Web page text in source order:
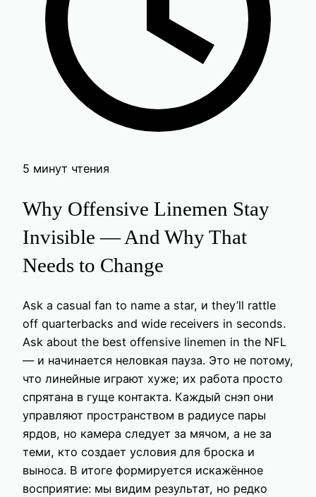
5 минут чтения
Why Offensive Linemen Stay
Invisible — And Why That
Needs to Change
Ask a casual fan to name a star, и they’ll rattle
off quarterbacks and wide receivers in seconds.
Ask about the best offensive linemen in the NFL
— и начинается неловкая пауза. Это не потому,
что линейные играют хуже; их работа просто
спрятана в гуще контакта. Каждый снэп они
управляют пространством в радиусе пары
ярдов, но камера следует за мячом, а не за
теми, кто создает условия для броска и
выноса. В итоге формируется искажённое
восприятие: мы видим результат, но редко